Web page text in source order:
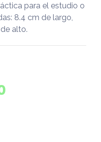
para el estudio o
8.4 cm de largo,
alto.